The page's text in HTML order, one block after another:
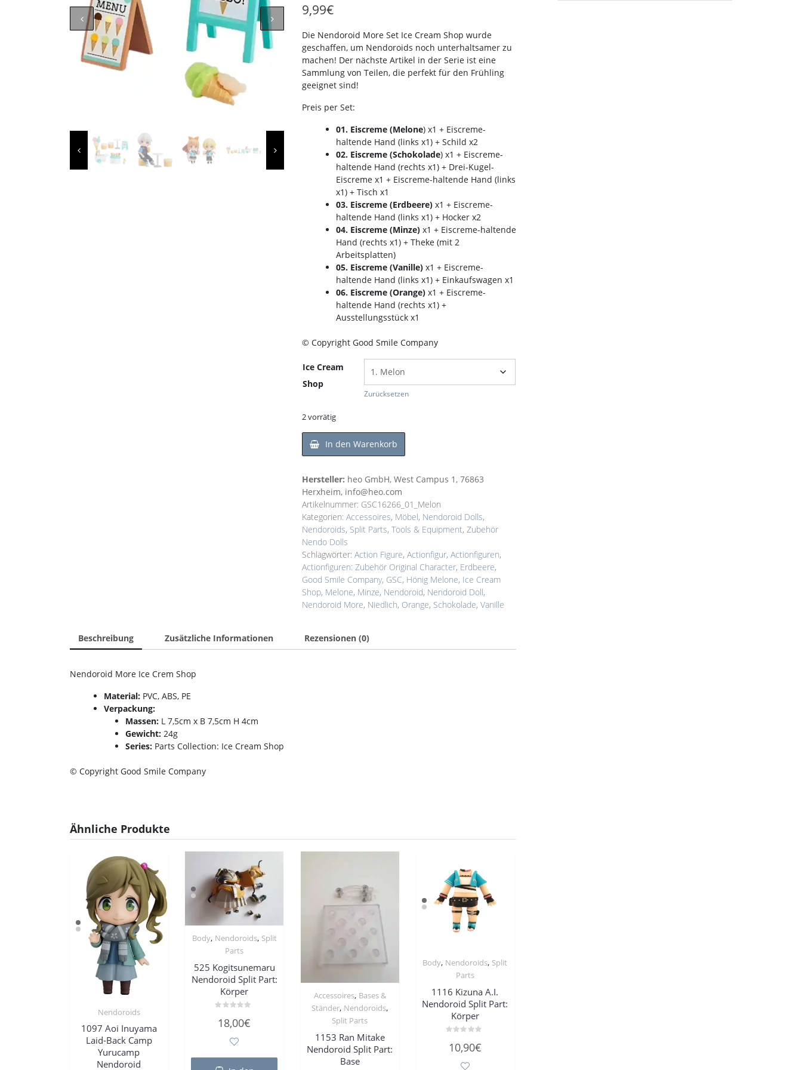
9,99€
Die Nendoroid More Set Ice Cream Shop wurde
geschaffen, um Nendoroids noch unterhaltsamer zu
machen! Der nächste Artikel in der Serie ist eine
Sammlung von Teilen, die perfekt für den Frühling
geeignet sind!
Preis per Set:
01. Eiscreme (Melone) x1 + Eiscreme-
haltende Hand (links x1) + Schild x2
02. Eiscreme (Schokolade) x1 + Eiscreme-
haltende Hand (rechts x1) + Drei-Kugel-
Eiscreme x1 + Eiscreme-haltende Hand (links
x1) + Tisch x1
03. Eiscreme (Erdbeere)x1 + Eiscreme-
haltende Hand (links x1) + Hocker x2
04. Eiscreme (Minze)x1 + Eiscreme-haltende
Hand (rechts x1) + Theke (mit 2
Arbeitsplatten)
05. Eiscreme (Vanille)x1 + Eiscreme-
haltende Hand (links x1) + Einkaufswagen x1
06. Eiscreme (Orange)x1 + Eiscreme-
haltende Hand (rechts x1) +
Ausstellungsstück x1
© Copyright Good Smile Company
Ice Cream
Shop
Zurücksetzen
2 vorrätig
In den Warenkorb
Hersteller: heo GmbH, West Campus 1, 76863
Herxheim, info@heo.com
Artikelnummer: GSC16266_01_Melon
Kategorien: Accessoires, Möbel, Nendoroid Dolls,
Nendoroids, Split Parts, Tools & Equipment, Zubehör
Nendo Dolls
Schlagwörter: Action Figure, Actionfigur, Actionfiguren,
Actionfiguren: Zubehör Original Character, Erdbeere,
Good Smile Company, GSC, Hönig Melone, Ice Cream
Shop, Melone, Minze, Nendoroid, Nendoroid Doll,
Nendoroid More, Niedlich, Orange, Schokolade, Vanille
Beschreibung Zusätzliche Informationen Rezensionen (0)
Nendoroid More Ice Crem Shop
Material: PVC, ABS, PE
Verpackung:
Massen: L 7,5cm x B 7,5cm H 4cm
Gewicht: 24g
Series: Parts Collection: Ice Cream Shop
© Copyright Good Smile Company
Ähnliche Produkte
Nendoroids
1097 Aoi Inuyama
Laid-Back Camp
Yurucamp
Nendoroid
Body, Nendoroids, Split
Parts
525 Kogitsunemaru
Nendoroid Split Part:
Körper
mit
18,00€
Accessoires, Bases &
Ständer, Nendoroids,
Split Parts
1153 Ran Mitake
Nendoroid Split Part:
Base
Body, Nendoroids, Split
Parts
1116 Kizuna A.I.
Nendoroid Split Part:
Körper
mit
10,90€